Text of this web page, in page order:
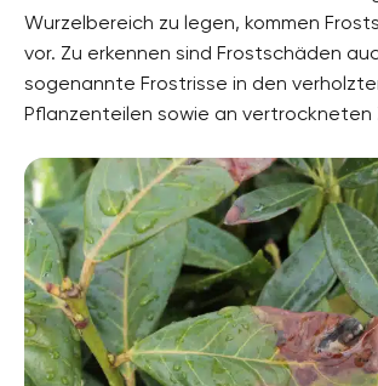
Wurzelbereich zu legen, kommen
vor. Zu erkennen sind Frostschäden
sogenannte Frostrisse in den
Pflanzenteilen sowie an vertrockneten